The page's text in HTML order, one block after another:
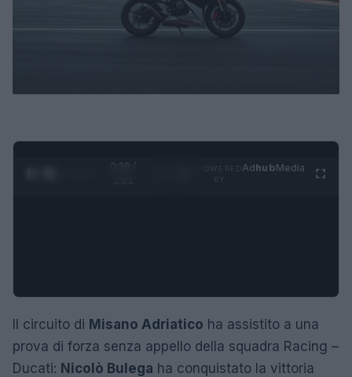
0:29 /
AdhubMedia
Il circuito di Misano Adriatico ha assistito a una
prova di forza senza appello della squadra Racing –
Ducati: Nicolò Bulega ha conquistato la vittoria